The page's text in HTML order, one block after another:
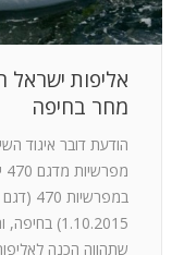
מחר בחיפה
הודעת דובר איגוד